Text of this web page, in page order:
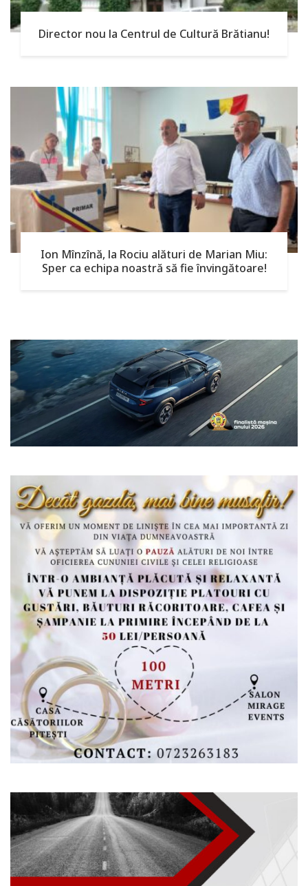
Director nou la Centrul de Cultură Brătianu!
Ion Mînzînă, la Rociu alături de Marian Miu:
Sper ca echipa noastră să fie învingătoare!